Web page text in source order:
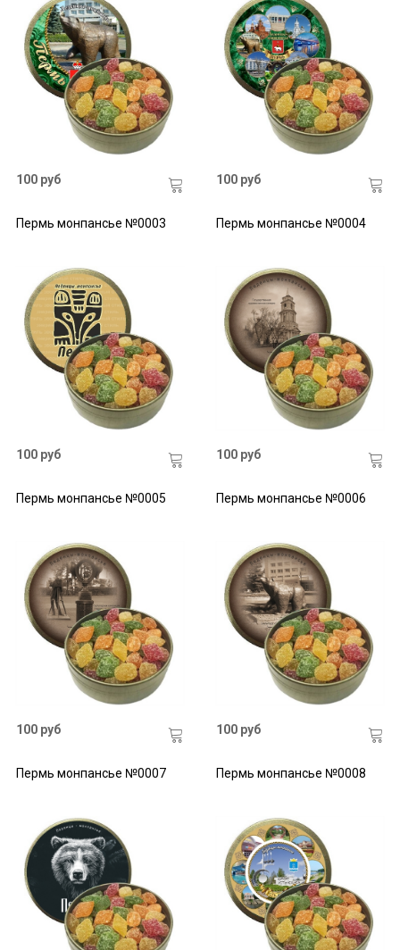
100 руб
Пермь монпансье №0003
100 руб
Пермь монпансье №0004
100 руб
Пермь монпансье №0005
100 руб
Пермь монпансье №0006
100 руб
Пермь монпансье №0007
100 руб
Пермь монпансье №0008